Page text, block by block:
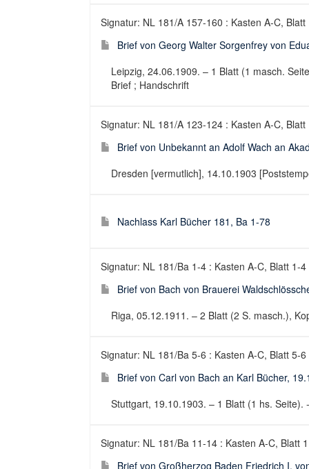
Signatur: NL 181/A 157-160 : Kasten A-C,
Brief von Georg Walter Sorgenfrey von
Leipzig, 24.06.1909. – 1 Blatt (1 masch.
Brief ; Handschrift
Signatur: NL 181/A 123-124 : Kasten A-C,
Brief von Unbekannt an Adolf Wach an
Dresden [vermutlich], 14.10.1903
Nachlass Karl Bücher 181, Ba 1-78
Signatur: NL 181/Ba 1-4 : Kasten A-C, Blatt 1-4
Brief von Bach von Brauerei
Riga, 05.12.1911. – 2 Blatt (2 S. masch.),
Signatur: NL 181/Ba 5-6 : Kasten A-C, Blatt 5-6
Brief von Carl von Bach an Karl Bücher,
Stuttgart, 19.10.1903. – 1 Blatt (1 hs. Seite).
Signatur: NL 181/Ba 11-14 : Kasten A-C, Blatt
Brief von Großherzog Baden Friedrich I.